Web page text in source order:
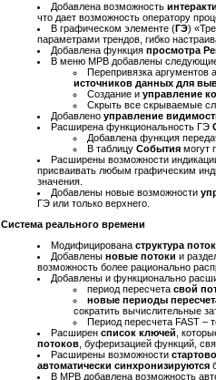
Добавлена возможность
что дает возможность оператору
В графическом элементе (ГЭ)
параметрами трендов, гибко
Добавлена функция просмотра
В меню МРВ добавлены
Перепривязка аргументов
источников данных для
Создание и управление
Скрыть все скрываемые
Добавлено управление
Расширена функциональность ГЭ
Добавлена функция
В таблицу События могут
Расширены возможности
присваивать любым графическим
значения.
Добавлены новые возможности
ГЭ или только верхнего.
Система реального времени
Модифицирована структура
Добавлены новые потоки и
возможность более рационально
Добавлены и функционально
период пересчета свой
новые периоды
сократить вычислительные
Период пересчета FAST –
Расширен список ключей ,
потоков , буферизацией функций,
Расширены возможности
автоматически синхронизируются
В МРВ добавлена возможность